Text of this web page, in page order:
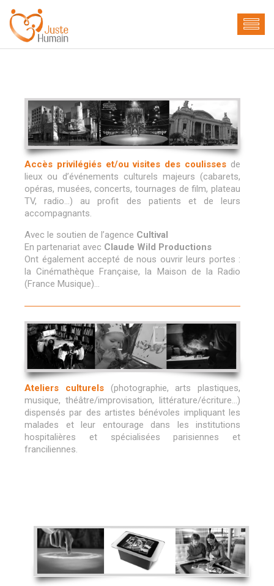
Accès privilégiés et/ou visites des coulisses de
lieux ou d’événements culturels majeurs (cabarets,
opéras, musées, concerts, tournages de film, plateau
TV, radio…) au profit des patients et de leurs
accompagnants.
Avec le soutien de l’agence Cultival
En partenariat avec Claude Wild Productions
Ont également accepté de nous ouvrir leurs portes :
la Cinémathèque Française, la Maison de la Radio
(France Musique)…
Ateliers culturels(photographie, arts plastiques,
musique, théâtre/improvisation, littérature/écriture…)
dispensés par des artistes bénévoles impliquant les
malades et leur entourage dans les institutions
hospitalières et spécialisées parisiennes et
franciliennes.